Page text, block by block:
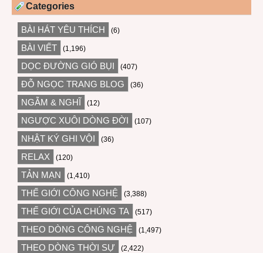
Categories
BÀI HÁT YÊU THÍCH (6)
BÀI VIẾT (1,196)
DỌC ĐƯỜNG GIÓ BỤI (407)
ĐỖ NGỌC TRANG BLOG (36)
NGẪM & NGHĨ (12)
NGƯỢC XUÔI DÒNG ĐỜI (107)
NHẬT KÝ GHI VỘI (36)
RELAX (120)
TẢN MẠN (1,410)
THẾ GIỚI CÔNG NGHỆ (3,388)
THẾ GIỚI CỦA CHÚNG TA (517)
THEO DÒNG CÔNG NGHỆ (1,497)
THEO DÒNG THỜI SỰ (2,422)